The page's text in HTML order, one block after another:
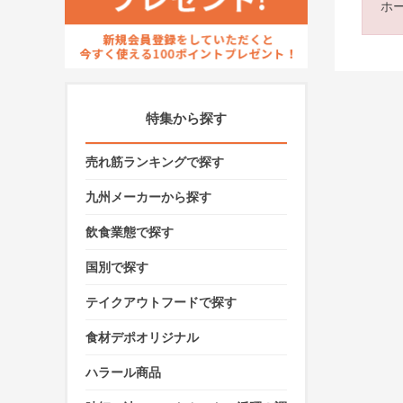
特集から探す
売れ筋ランキングで探す
九州メーカーから探す
飲食業態で探す
国別で探す
テイクアウトフードで探す
食材デポオリジナル
ハラール商品
ホ